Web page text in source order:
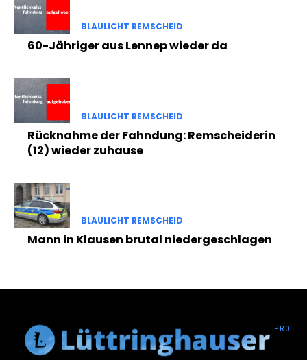
BLAULICHT REMSCHEID
60-Jähriger aus Lennep wieder da
BLAULICHT REMSCHEID
Rücknahme der Fahndung: Remscheiderin
(12) wieder zuhause
BLAULICHT REMSCHEID
Mann in Klausen brutal niedergeschlagen